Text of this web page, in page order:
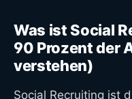
Was ist Social
90 Prozent der
verstehen)
Social Recruiting ist